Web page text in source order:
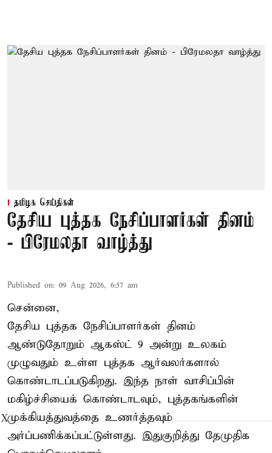
தமிழக செய்திகள்
தேசிய புத்தக நேசிப்பாளர்கள் தினம்
- பிரேமலதா வாழ்த்து
Published on: 09 Aug 2026, 6:57 am
சென்னை,
தேசிய புத்தக நேசிப்பாளர்கள் தினம்
ஆண்டுதோறும் ஆகஸ்ட் 9 அன்று உலகம்
முழுவதும் உள்ள புத்தக ஆர்வலர்களால்
கொண்டாடப்படுகிறது. இந்த நாள் வாசிப்பின்
மகிழ்ச்சியைக் கொண்டாடவும், புத்தகங்களின்
முக்கியத்துவத்தை உணர்த்தவும்
அர்ப்பணிக்கப்பட்டுள்ளது. இதுகுறித்து தேமுதிக
X